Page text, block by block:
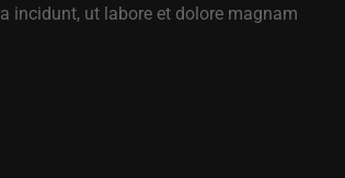
incidunt, ut labore et dolore magnam